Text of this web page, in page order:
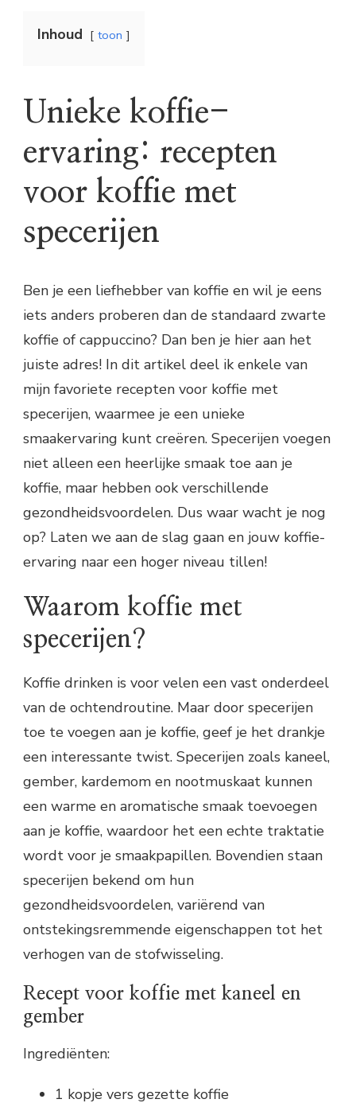
Inhoud toon
Unieke koffie-
ervaring: recepten
voor koffie met
specerijen
Ben je een liefhebber van koffie en wil je eens
iets anders proberen dan de standaard zwarte
koffie of cappuccino? Dan ben je hier aan het
juiste adres! In dit artikel deel ik enkele van
mijn favoriete recepten voor koffie met
specerijen, waarmee je een unieke
smaakervaring kunt creëren. Specerijen voegen
niet alleen een heerlijke smaak toe aan je
koffie, maar hebben ook verschillende
gezondheidsvoordelen. Dus waar wacht je nog
op? Laten we aan de slag gaan en jouw koffie-
ervaring naar een hoger niveau tillen!
Waarom koffie met
specerijen?
Koffie drinken is voor velen een vast onderdeel
van de ochtendroutine. Maar door specerijen
toe te voegen aan je koffie, geef je het drankje
een interessante twist. Specerijen zoals kaneel,
gember, kardemom en nootmuskaat kunnen
een warme en aromatische smaak toevoegen
aan je koffie, waardoor het een echte traktatie
wordt voor je smaakpapillen. Bovendien staan
specerijen bekend om hun
gezondheidsvoordelen, variërend van
ontstekingsremmende eigenschappen tot het
verhogen van de stofwisseling.
Recept voor koffie met kaneel en
gember
Ingrediënten:
1 kopje vers gezette koffie